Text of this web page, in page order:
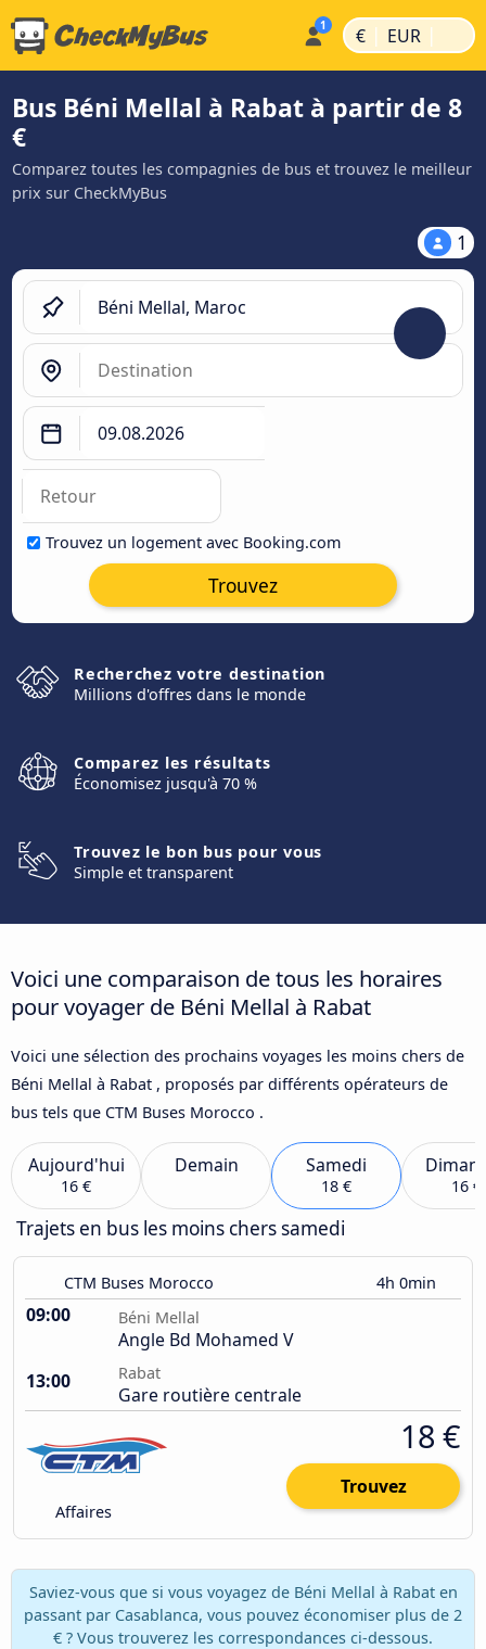
€ | EUR |
Bus Béni Mellal à Rabat à partir de 8
€
Comparez toutes les compagnies de bus et trouvez le meilleur
prix sur CheckMyBus
1
Trouvez un logement avec Booking.com
Trouvez
Recherchez votre destination
Millions d'offres dans le monde
Comparez les résultats
Économisez jusqu'à 70 %
Trouvez le bon bus pour vous
Simple et transparent
Voici une comparaison de tous les horaires
pour voyager de Béni Mellal à Rabat
Voici une sélection des prochains voyages les moins chers de
Béni Mellal à Rabat , proposés par différents opérateurs de
bus tels que CTM Buses Morocco .
Aujourd'hui
16 €
Demain Samedi
18 € 16 €
Trajets en bus les moins chers samedi
CTM Buses Morocco 4h 0min
09:00 Béni Mellal
Angle Bd Mohamed V
13:00
Rabat
Gare routière centrale
Affaires
18 €
Trouvez
Saviez-vous que si vous voyagez de Béni Mellal à Rabat en
passant par Casablanca, vous pouvez économiser plus de 2
€ ? Vous trouverez les correspondances ci-dessous.